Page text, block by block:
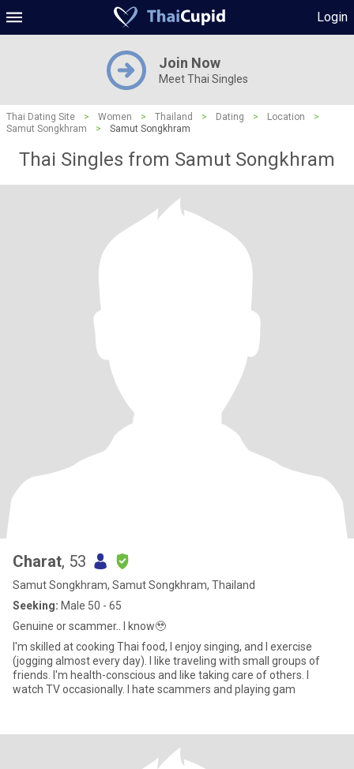
Login
Join Now
Meet Thai Singles
Thai Dating Site > Women > Thailand > Dating > Location
>
Samut Songkhram
> Samut Songkhram
Thai Singles from Samut Songkhram
Charat, 53
Samut Songkhram, Samut Songkhram, Thailand
Seeking: Male 50 - 65
Genuine or scammer.. I know🥹
I'm skilled at cooking Thai food, I enjoy singing, and I exercise
(jogging almost every day). I like traveling with small groups of
friends. I'm health-conscious and like taking care of others. I
watch TV occasionally. I hate scammers and playing gam